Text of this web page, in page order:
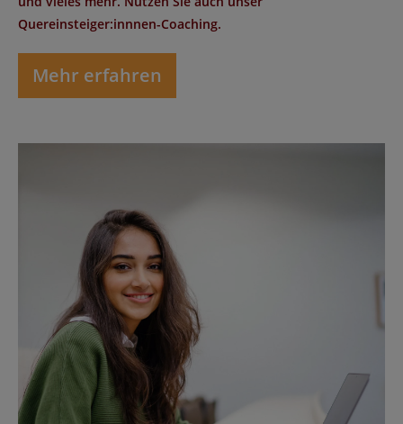
Quereinsteiger:innnen-Coaching.
Mehr erfahren